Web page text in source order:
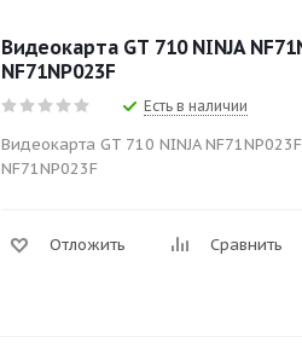
Видеокарта GT 710 NINJA
NF71NP023F
Есть в наличии
Видеокарта GT 710 NINJA
NF71NP023F
Отложить Сравнить